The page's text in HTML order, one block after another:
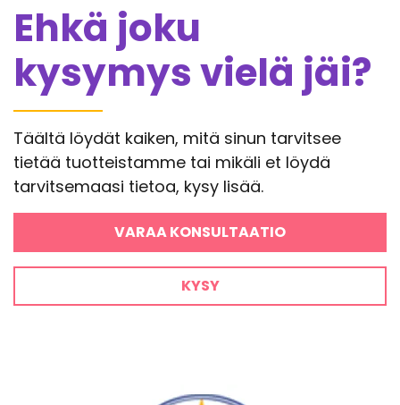
Ehkä joku
kysymys vielä jäi?
Täältä löydät kaiken, mitä sinun tarvitsee
tietää tuotteistamme tai mikäli et löydä
tarvitsemaasi tietoa, kysy lisää.
VARAA KONSULTAATIO
KYSY